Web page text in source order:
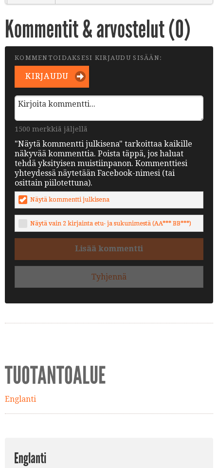
Kommentit & arvostelut (0)
KOMMENTOIDAKSESI KIRJAUDU SISÄÄN:
KIRJAUDU
1500 merkkiä jäljellä
"Näytä kommentti julkisena" tarkoittaa kaikille
näkyvää kommenttia. Poista täppä, jos haluat
tehdä yksityisen muistiinpanon. Kommenttiesi
yhteydessä näytetään Facebook-nimesi (tai
osittain piilotettuna).
Näytä kommentti julkisena
Näytä vain 2 kirjainta etu- ja sukunimestä (AA*** BB***)
Lisää kommentti
Tyhjennä
TUOTANTOALUE
Englanti
Englanti